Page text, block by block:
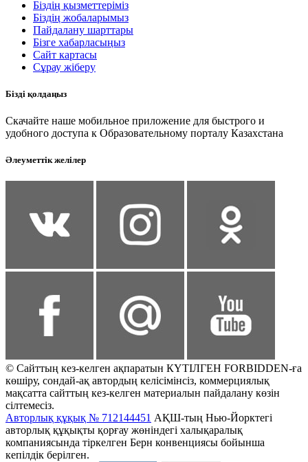
Біздің қызметтеріміз
Біздің жобаларымыз
Пайдалану шарттары
Бізге хабарласыңыз
Сайт картасы
Сұрау жіберу
Бізді қолдаңыз
Скачайте наше мобильное приложение для быстрого и
удобного доступа к Образовательному порталу Казахстана
Әлеуметтік желілер
© Сайттың кез-келген ақпаратын КҮТІЛГЕН FORBIDDEN-ға
көшіру, сондай-ақ автордың келісімінсіз, коммерциялық
мақсатта сайттың кез-келген материалын пайдалану көзін
сілтемесіз.
Авторлық құқық № 712144451 АҚШ-тың Нью-Йорктегі
авторлық құқықты қорғау жөніндегі халықаралық
компаниясында тіркелген Берн конвенциясы бойынша
кепілдік берілген.